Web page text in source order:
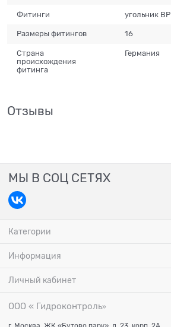
Фитинги угольник ВР
Размеры фитингов 16
Страна
происхождения
фитинга
Германия
Отзывы
МЫ В СОЦ СЕТЯХ
Категории
Информация
Личный кабинет
ООО « Гидроконтроль»